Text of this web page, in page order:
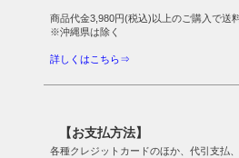
商品代金3,980円(税込)以上のご購入で送
※沖縄県は除く
詳しくはこちら⇒
【お支払方法】
各種クレジットカードのほか、代引支払